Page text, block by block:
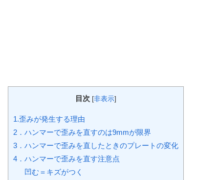
目次 [非表示]
1.歪みが発生する理由
2．ハンマーで歪みを直すのは9mmが限界
3．ハンマーで歪みを直したときのプレートの変化
4．ハンマーで歪みを直す注意点
凹む＝キズがつく